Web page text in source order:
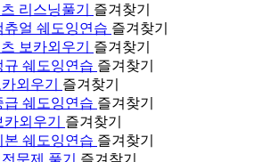
리스닝풀기
즐겨찾기
츄얼 쉐도잉연습 즐겨찾기
보카외우기
즐겨찾기
규 쉐도잉연습 즐겨찾기
외우기
즐겨찾기
급 쉐도잉연습 즐겨찾기
카외우기
즐겨찾기
본 쉐도잉연습 즐겨찾기
문제 풀기
즐겨찾기